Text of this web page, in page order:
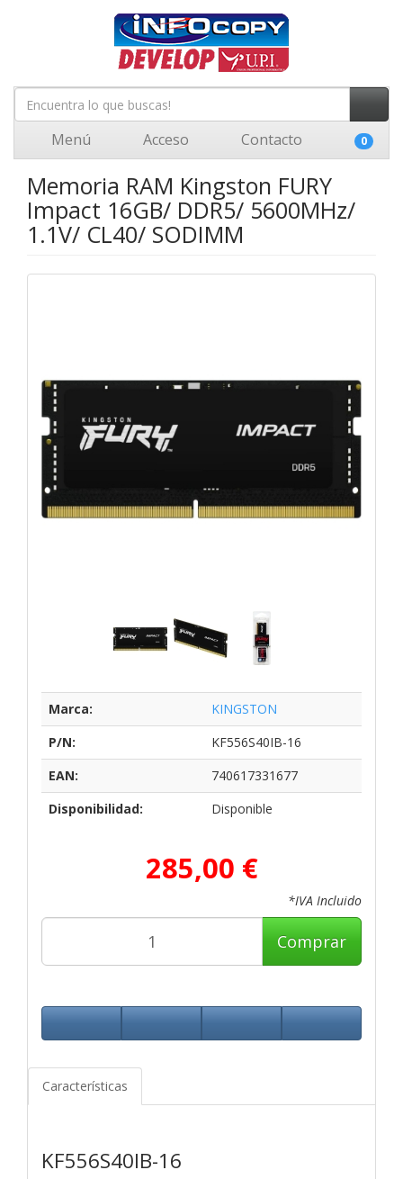
Menú Acceso Contacto 0
Memoria RAM Kingston FURY
Impact 16GB/ DDR5/ 5600MHz/
1.1V/ CL40/ SODIMM
Marca:
KINGSTON
P/N:
KF556S40IB-16
EAN:
740617331677
Disponibilidad:
Disponible
285,00 €
*IVA Incluido
Comprar
Características
KF556S40IB-16